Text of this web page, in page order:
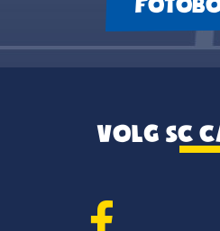
VOLG SC